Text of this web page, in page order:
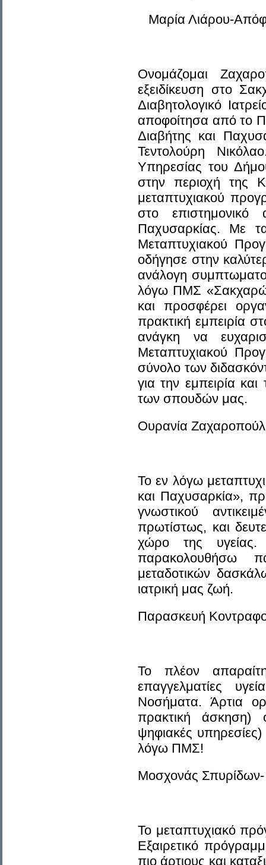
Μαρία Λιάρου-
Ονομάζομαι
εξειδίκευση στο
Διαβητολογικό
αποφοίτησα από το
Διαβήτης και
Τεντολούρη
Υπηρεσίας του
στην περιοχή της
μεταπτυχιακού
στο επιστημονικό
Παχυσαρκίας. Με
Μεταπτυχιακού
οδήγησε στην
ανάλογη
λόγω ΠΜΣ
και προσφέρει
πρακτική εμπειρία
ανάγκη να
Μεταπτυχιακού
σύνολο των
για την εμπειρία
των σπουδών μας.
Ουρανία
Το εν λόγω
και Παχυσαρκία»,
γνωστικού
πρωτίστως, και
χώρο της
παρακολουθήσω
μεταδοτικών
ιατρική μας ζωή.
Παρασκευή
Το πλέον
επαγγελματίες
Nοσήματα. Άρτια
πρακτική άσκηση)
ψηφιακές
λόγω ΠΜΣ!
Μοσχονάς Σπυρίδων-
Το μεταπτυχιακό
Εξαιρετικό
πιο άρτιους και